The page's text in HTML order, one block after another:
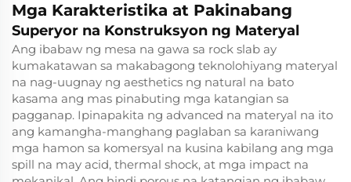
Mga Karakteristika at Pakinabang
Superyor na Konstruksyon ng Materyal
Ang ibabaw ng mesa na gawa sa rock slab ay
kumakatawan sa makabagong teknolohiyang materyal
na nag-uugnay ng aesthetics ng natural na bato
kasama ang mas pinabuting mga katangian sa
pagganap. Ipinapakita ng advanced na materyal na ito
ang kamangha-manghang paglaban sa karaniwang
mga hamon sa komersyal na kusina kabilang ang mga
spill na may acid, thermal shock, at mga impact na